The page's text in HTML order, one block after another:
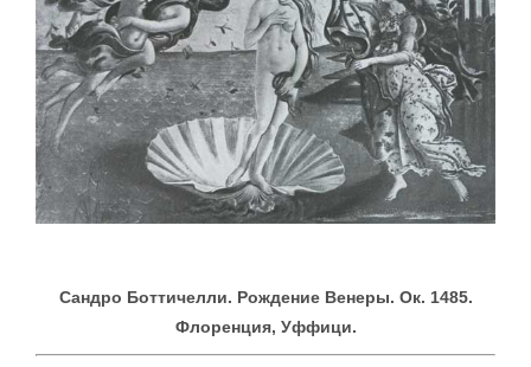
Сандро Боттичелли. Рождение Венеры. Ок. 1485.
Флоренция, Уффици.